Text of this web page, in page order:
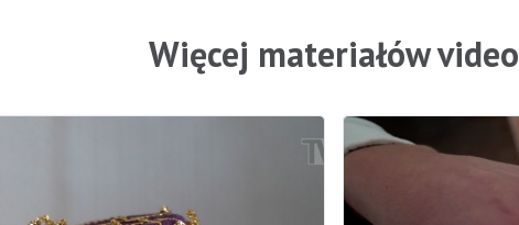
Więcej materiałów video